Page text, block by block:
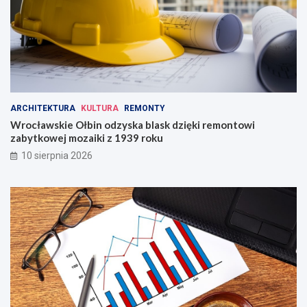
ą
s
k
a
!
ARCHITEKTURA KULTURA REMONTY
Wrocławskie Ołbin odzyska blask dzięki remontowi
zabytkowej mozaiki z 1939 roku
10 sierpnia 2026